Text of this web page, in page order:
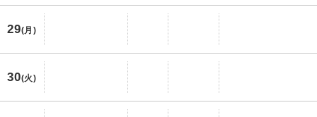
29(月)
30(火)